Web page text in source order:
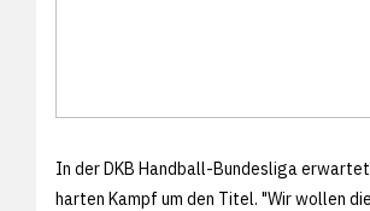
In der DKB Handball-Bundesliga
harten Kampf um den Titel. "Wir wollen